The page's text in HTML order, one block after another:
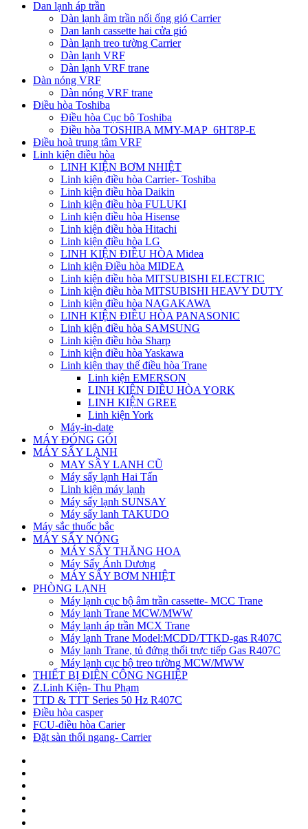
Dan lạnh áp trần
Dàn lạnh âm trần nối ống gió Carrier
Dan lanh cassette hai cửa gió
Dàn lạnh treo tường Carrier
Dàn lạnh VRF
Dàn lạnh VRF trane
Dàn nóng VRF
Dàn nóng VRF trane
Điều hòa Toshiba
Điều hòa Cục bộ Toshiba
Điều hòa TOSHIBA MMY-MAP_6HT8P-E
Điều hoà trung tâm VRF
Linh kiện điều hòa
LINH KIỆN BƠM NHIỆT
Linh kiện điều hòa Carrier- Toshiba
Linh kiện điều hòa Daikin
Linh kiện điều hòa FULUKI
Linh kiện điều hòa Hisense
Linh kiện điều hòa Hitachi
Linh kiện điều hòa LG
LINH KIỆN ĐIỀU HÒA Midea
Linh kiện Điều hòa MIDEA
Linh kiện điều hòa MITSUBISHI ELECTRIC
Linh kiện điều hòa MITSUBISHI HEAVY DUTY
Linh kiện điều hòa NAGAKAWA
LINH KIỆN ĐIỀU HÒA PANASONIC
Linh kiện điều hòa SAMSUNG
Linh kiện điều hòa Sharp
Linh kiện điều hòa Yaskawa
Linh kiện thay thế điều hòa Trane
Linh kiện EMERSON
LINH KIỆN ĐIỀU HÒA YORK
LINH KIỆN GREE
Linh kiện York
Máy-in-date
MÁY ĐÓNG GÓI
MÁY SẤY LẠNH
MAY SÂY LANH CŨ
Máy sấy lạnh Hai Tấn
Linh kiện máy lạnh
Máy sấy lạnh SUNSAY
Máy sấy lanh TAKUDO
Máy sắc thuốc bắc
MÁY SẤY NÓNG
MÁY SẤY THĂNG HOA
Máy Sấy Ánh Dương
MÁY SẤY BƠM NHIỆT
PHÒNG LẠNH
Máy lạnh cục bộ âm trần cassette- MCC Trane
Máy lạnh Trane MCW/MWW
Máy lạnh áp trần MCX Trane
Máy lạnh Trane Model:MCDD/TTKD-gas R407C
Máy lạnh Trane, tủ đứng thổi trực tiếp Gas R407C
Máy lạnh cục bộ treo tường MCW/MWW
THIẾT BỊ ĐIỆN CÔNG NGHIỆP
Z.Linh Kiện- Thu Phạm
TTD & TTT Series 50 Hz R407C
Điều hòa casper
FCU-điều hòa Carier
Đặt sàn thổi ngang- Carrier